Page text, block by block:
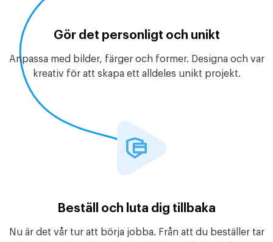
Gör det personligt och unikt
Anpassa med bilder, färger och former. Designa och var
kreativ för att skapa ett alldeles unikt projekt.
Beställ och luta dig tillbaka
Nu är det vår tur att börja jobba. Från att du beställer tar